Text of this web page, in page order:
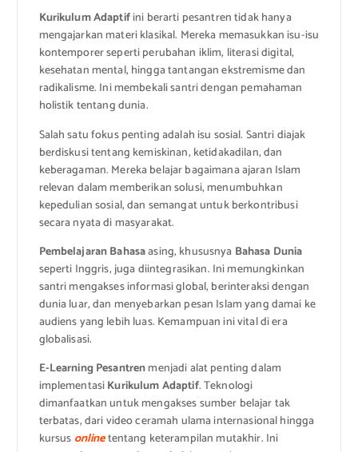
Kurikulum Adaptifini berarti pesantren tidak hanya
mengajarkan materi klasikal. Mereka memasukkan isu-isu
kontemporer seperti perubahan iklim, literasi digital,
kesehatan mental, hingga tantangan ekstremisme dan
radikalisme. Ini membekali santri dengan pemahaman
holistik tentang dunia.
Salah satu fokus penting adalah isu sosial. Santri diajak
berdiskusi tentang kemiskinan, ketidakadilan, dan
keberagaman. Mereka belajar bagaimana ajaran Islam
relevan dalam memberikan solusi, menumbuhkan
kepedulian sosial, dan semangat untuk berkontribusi
secara nyata di masyarakat.
Pembelajaran Bahasaasing, khususnya Bahasa Dunia
seperti Inggris, juga diintegrasikan. Ini memungkinkan
santri mengakses informasi global, berinteraksi dengan
dunia luar, dan menyebarkan pesan Islam yang damai ke
audiens yang lebih luas. Kemampuan ini vital di era
globalisasi.
E-Learning Pesantrenmenjadi alat penting dalam
implementasiKurikulum Adaptif. Teknologi
dimanfaatkan untuk mengakses sumber belajar tak
terbatas, dari video ceramah ulama internasional hingga
kursus onlinetentang keterampilan mutakhir. Ini